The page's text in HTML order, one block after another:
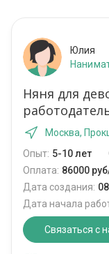
Юлия
Няня для
Москва,
Опыт: 5-10 лет
Оплата: 86000
Дата создания:
Дата начала
Связаться с